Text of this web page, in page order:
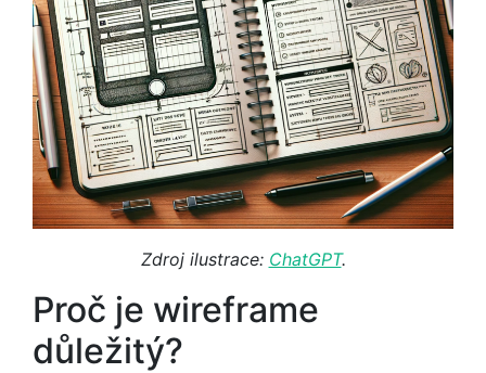
Zdroj ilustrace: ChatGPT.
Proč je wireframe
důležitý?